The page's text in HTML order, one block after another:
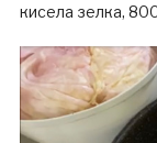
кисела зелка,